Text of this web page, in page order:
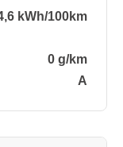
kWh/100km
0 g/km
A